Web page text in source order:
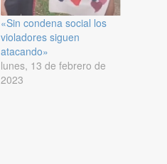
«Sin condena social los
violadores siguen
atacando»
lunes, 13 de febrero de
2023